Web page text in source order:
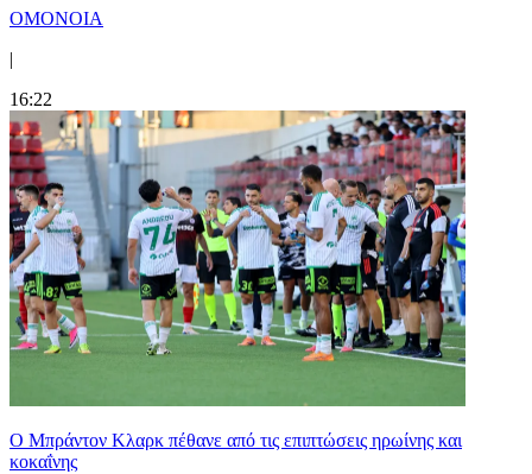
ΟΜΟΝΟΙΑ
|
16:22
Ο Μπράντον Κλαρκ πέθανε από τις επιπτώσεις ηρωίνης και
κοκαΐνης